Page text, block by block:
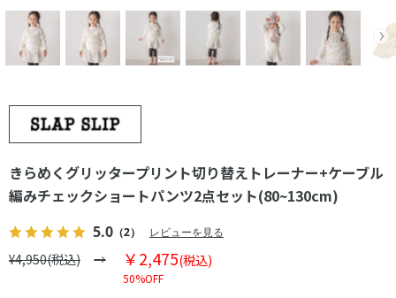
きらめくグリッタープリント切り替えトレーナー+ケーブル
編みチェックショートパンツ2点セット(80~130cm)
5.0 （2） レビューを見る
¥4,950(税込) ￥2,475(税込)
50%OFF